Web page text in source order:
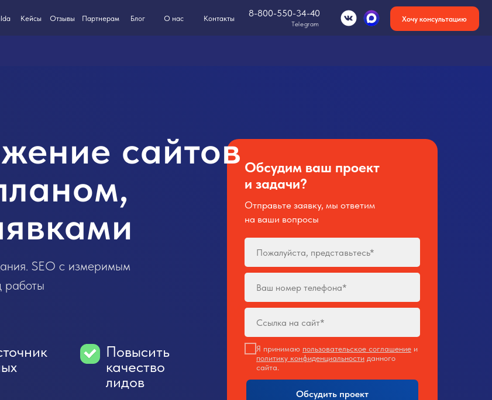
Хочу консультацию
Отзывы О нас
Партнерам Блог 8-800-550-34-40
Telegram
Контакты
Я принимаю пользовательское соглашение и
политику конфиденциальности данного
сайта.
Обсудить проект
Отправьте заявку, мы ответим
на ваши вопросы
Обсудим ваш проект
и задачи?
Повысить
качество
лидов
SEO с измеримым
работы
сайтов